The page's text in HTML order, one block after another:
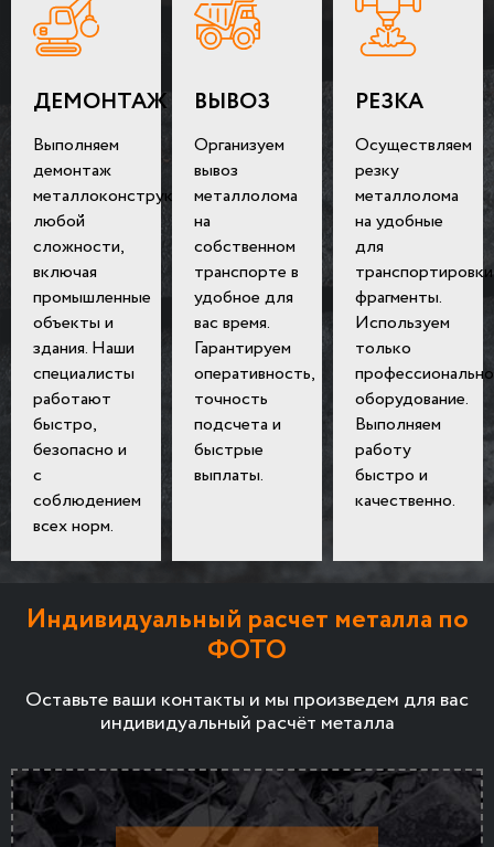
ДЕМОНТАЖ
Выполняем
демонтаж
металлоконструкций
любой
сложности,
включая
промышленные
объекты и
здания. Наши
специалисты
работают
быстро,
безопасно и
с
соблюдением
всех норм.
ВЫВОЗ
Организуем
вывоз
металлолома
на
собственном
транспорте в
удобное для
вас время.
Гарантируем
оперативность,
точность
подсчета и
быстрые
выплаты.
РЕЗКА
Осуществляем
резку
металлолома
на удобные
для
транспортировки
фрагменты.
Используем
только
оборудование.
Выполняем
работу
быстро и
качественно.
Индивидуальный расчет металла по
ФОТО
Оставьте ваши контакты и мы произведем для вас
индивидуальный расчёт металла